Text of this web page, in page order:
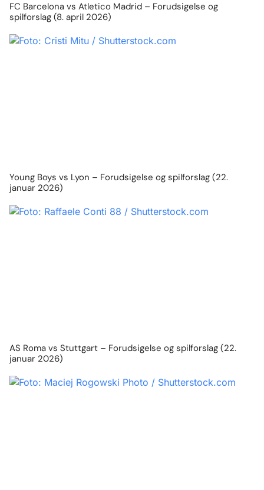
FC Barcelona vs Atletico Madrid – Forudsigelse og
spilforslag (8. april 2026)
Young Boys vs Lyon – Forudsigelse og spilforslag (22.
januar 2026)
AS Roma vs Stuttgart – Forudsigelse og spilforslag (22.
januar 2026)